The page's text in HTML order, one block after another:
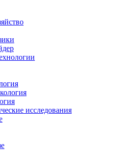
исследования